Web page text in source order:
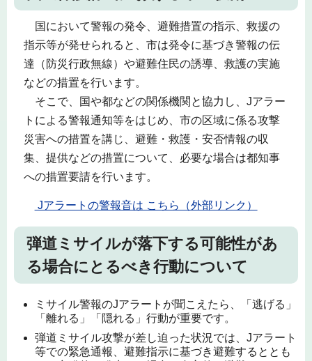
国において警報の発令、避難措置の指示、救援の
指示等が発せられると、市は発令に基づき警報の伝
達（防災行政無線）や避難住民の誘導、救護の実施
などの措置を行います。
そこで、国や都などの関係機関と協力し、Jアラー
トによる警報通知等をはじめ、市の区域に係る攻撃
災害への措置を講じ、避難・救護・安否情報の収
集、提供などの措置について、必要な場合は都知事
への措置要請を行います。
Jアラートの警報音は こちら（外部リンク）
弾道ミサイルが落下する可能性があ
る場合にとるべき行動について
ミサイル警報のJアラートが聞こえたら、「逃げる」
「離れる」「隠れる」行動が重要です。
弾道ミサイル攻撃が差し迫った状況では、Jアラート
等での緊急通報、避難指示に基づき避難するととも